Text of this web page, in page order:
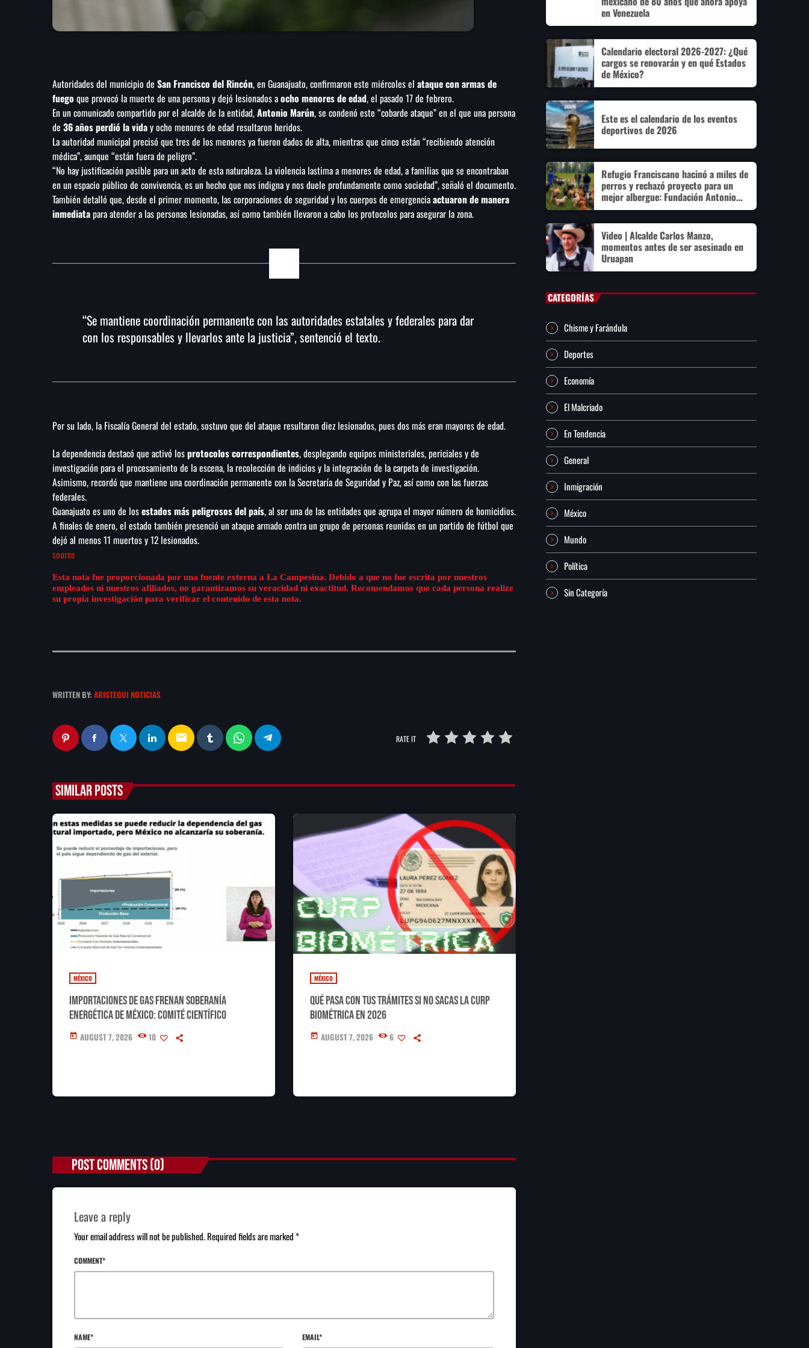
Autoridades del municipio de San Francisco del Rincón, en Guanajuato, confirmaron este miércoles el ataque con armas de
fuego que provocó la muerte de una persona y dejó lesionados aocho menores de edad, el pasado 17 de febrero.
En un comunicado compartido por el alcalde de la entidad,Antonio Marún, se condenó este “cobarde ataque” en el que una persona
de 36 años perdió la viday ocho menores de edad resultaron heridos.
La autoridad municipal precisó que tres de los menores ya fueron dados de alta, mientras que cinco están “recibiendo atención
médica”, aunque “están fuera de peligro”.
“No hay justificación posible para un acto de esta naturaleza. La violencia lastima a menores de edad, a familias que se encontraban
en un espacio público de convivencia, es un hecho que nos indigna y nos duele profundamente como sociedad”, señaló el documento.
También detalló que, desde el primer momento, las corporaciones de seguridad y los cuerpos de emergenciaactuaron de manera
inmediatapara atender a las personas lesionadas, así como también llevaron a cabo los protocolos para asegurar la zona.
“Se mantiene coordinación permanente con las autoridades estatales y federales para dar
con los responsables y llevarlos ante la justicia”, sentenció el texto.
Por su lado, la Fiscalía General del estado, sostuvo que del ataque resultaron diez lesionados, pues dos más eran mayores de edad.
La dependencia destacó que activó losprotocolos correspondientes, desplegando equipos ministeriales, periciales y de
investigación para el procesamiento de la escena, la recolección de indicios y la integración de la carpeta de investigación.
Asimismo, recordó que mantiene una coordinación permanente con la Secretaría de Seguridad y Paz, así como con las fuerzas
federales.
Guanajuato es uno de losestados más peligrosos del país, al ser una de las entidades que agrupa el mayor número de homicidios.
A finales de enero, el estado también presenció un ataque armado contra un grupo de personas reunidas en un partido de fútbol que
dejó al menos 11 muertos y 12 lesionados.
source
Esta nota fue proporcionada por una fuente externa a La Campesina. Debido a que no fue escrita por nuestros
empleados ni nuestros afiliados, no garantizamos su veracidad ni exactitud. Recomendamos que cada persona realize
su propia investigación para verificar el contenido de esta nota.
WRITTEN BY: ARISTEGUI NOTICIAS
email RATE IT
SIMILAR POSTS
MÉXICO
Importaciones de gas frenan soberanía
energética de México: Comité científico
today AUGUST 7, 2026 10
MÉXICO
Qué pasa con tus trámites si no sacas la CURP
Biométrica en 2026
today AUGUST 7, 2026 6
POST COMMENTS (0)
Leave a reply
Your email address will not be published. Required fields are marked *
COMMENT*
NAME* EMAIL*
en Venezuela
Calendario electoral 2026-2027: ¿Qué
cargos se renovarán y en qué Estados
de México?
Este es el calendario de los eventos
deportivos de 2026
Refugio Franciscano hacinó a miles de
perros y rechazó proyecto para un
mejor albergue: Fundación Antonio
Hagenbeck
Video | Alcalde Carlos Manzo,
momentos antes de ser asesinado en
Uruapan
CATEGORÍAS
Chisme y Farándula
Deportes
Economía
El Malcriado
En Tendencia
General
Inmigración
México
Mundo
Política
Sin Categoría